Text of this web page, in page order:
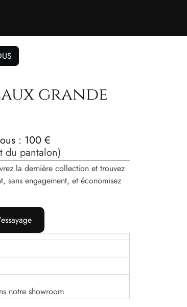
grande
: 100 €
du pantalon)
la dernière collection et trouvez
sans engagement, et économisez
notre showroom